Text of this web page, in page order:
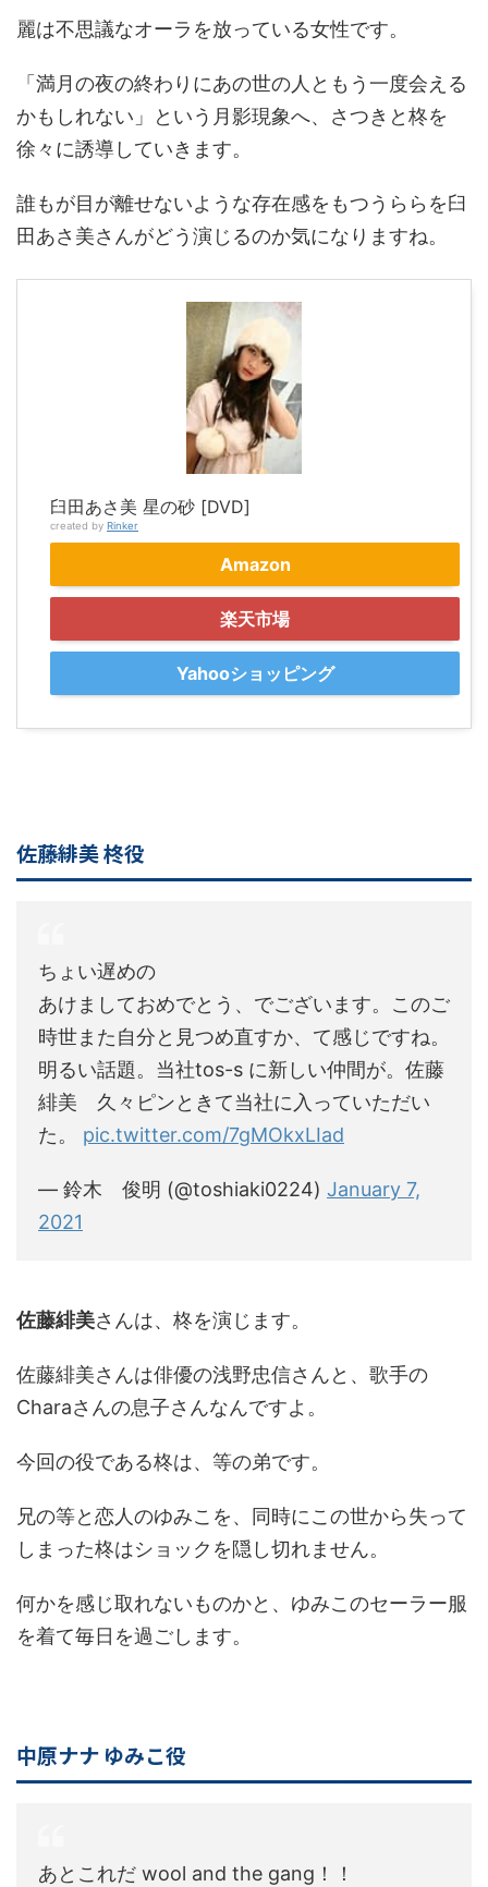
麗は不思議なオーラを放っている女性です。
「満月の夜の終わりにあの世の人ともう一度会える
かもしれない」という月影現象へ、さつきと柊を
徐々に誘導していきます。
誰もが目が離せないような存在感をもつうららを臼
田あさ美さんがどう演じるのか気になりますね。
臼田あさ美 星の砂 [DVD]
created by Rinker
Amazon
楽天市場
Yahooショッピング
佐藤緋美 柊役
ちょい遅めの
あけましておめでとう、でございます。このご
時世また自分と見つめ直すか、て感じですね。
明るい話題。当社tos-s に新しい仲間が。佐藤
緋美 久々ピンときて当社に入っていただい
た。 pic.twitter.com/7gMOkxLIad
— 鈴木 俊明 (@toshiaki0224) January 7,
2021
佐藤緋美さんは、柊を演じます。
佐藤緋美さんは俳優の浅野忠信さんと、歌手の
Charaさんの息子さんなんですよ。
今回の役である柊は、等の弟です。
兄の等と恋人のゆみこを、同時にこの世から失って
しまった柊はショックを隠し切れません。
何かを感じ取れないものかと、ゆみこのセーラー服
を着て毎日を過ごします。
中原ナナ ゆみこ役
あとこれだ wool and the gang！！